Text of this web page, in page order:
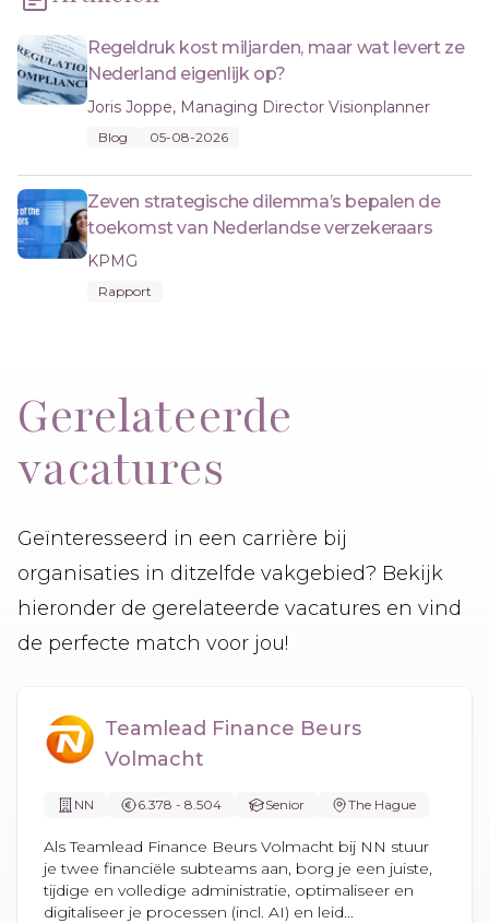
Regeldruk kost miljarden, maar wat levert ze
Nederland eigenlijk op?
Joris Joppe, Managing Director Visionplanner
Blog 05-08-2026
Zeven strategische dilemma’s bepalen de
toekomst van Nederlandse verzekeraars
KPMG
Rapport
Gerelateerde
vacatures
Geïnteresseerd in een carrière bij
organisaties in ditzelfde vakgebied? Bekijk
hieronder de gerelateerde vacatures en vind
de perfecte match voor jou!
Teamlead Finance Beurs
Volmacht
NN 6.378 - 8.504 Senior The Hague
Als Teamlead Finance Beurs Volmacht bij NN stuur
je twee financiële subteams aan, borg je een juiste,
tijdige en volledige administratie, optimaliseer en
digitaliseer je processen (incl. AI) en leid...